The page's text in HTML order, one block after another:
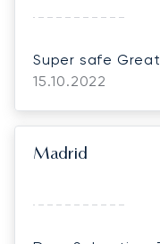
Super
15.10.2022
Madrid